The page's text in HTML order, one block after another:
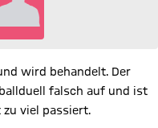
wird behandelt. Der
falsch auf und ist
viel passiert.